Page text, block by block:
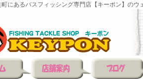
にあるバスフィッシング専門店【キーポン】のウ